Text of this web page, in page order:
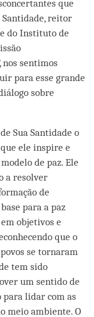
que
Santidade, reitor
do Instituto de
nos sentimos
para esse grande
sobre
Sua Santidade o
ele inspire e
de paz. Ele
a resolver
de
para a paz
objetivos e
que o
se tornaram
tem sido
um sentido de
lidar com as
meio ambiente. O